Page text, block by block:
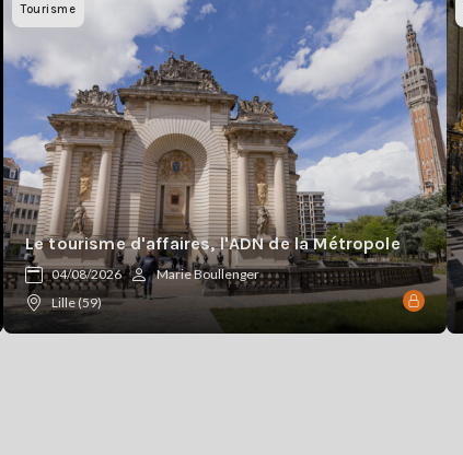
Tourisme
Le tourisme d'affaires, l'ADN de la Métropole
04/08/2026
Marie Boullenger
Lille (59)